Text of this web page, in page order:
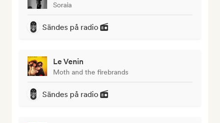
Soraia
Sändes på radio
Le Venin
Moth and the firebrands
Sändes på radio